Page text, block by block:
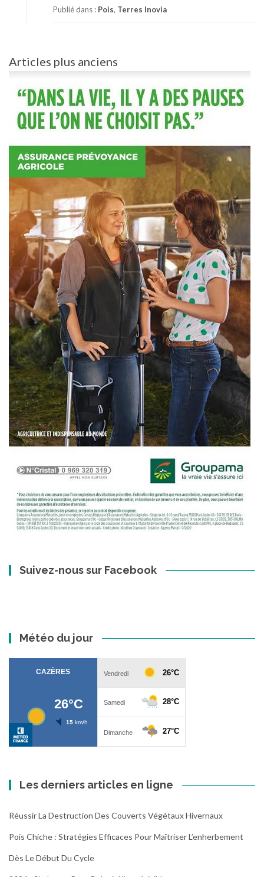
Publié dans : Pois, Terres Inovia
Navigation
des
articles
Articles plus anciens
Suivez-nous sur Facebook
Météo du jour
Les derniers articles en ligne
Réussir La Destruction Des Couverts Végétaux Hivernaux
Pois Chiche : Stratégies Efficaces Pour Maîtriser L’enherbement
Dès Le Début Du Cycle